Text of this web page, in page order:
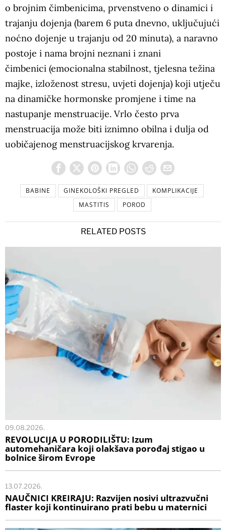
o brojnim čimbenicima, prvenstveno o dinamici i
trajanju dojenja (barem 6 puta dnevno, uključujući
noćno dojenje u trajanju od 20 minuta), a naravno
postoje i nama brojni neznani i znani
čimbenici (emocionalna stabilnost, tjelesna težina
majke, izloženost stresu, uvjeti dojenja) koji utječu
na dinamičke hormonske promjene i time na
nastupanje menstruacije. Vrlo često prva
menstruacija može biti iznimno obilna i dulja od
uobičajenog menstruacijskog krvarenja.
BABINE GINEKOLOŠKI PREGLED
KOMPLIKACIJE
MASTITIS
POROD
RELATED POSTS
09.08.2026.
REVOLUCIJA U PORODILIŠTU: Izum
automehaničara koji olakšava porođaj stigao u
bolnice širom Evrope
13.07.2026.
NAUČNICI KREIRAJU: Razvijen nosivi ultrazvučni
flaster koji kontinuirano prati bebu u maternici